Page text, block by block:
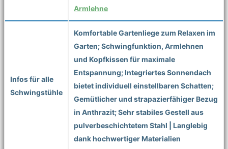
Armlehne
Infos für alle
Schwingstühle
Komfortable Gartenliege zum Relaxen im
Garten; Schwingfunktion, Armlehnen
und Kopfkissen für maximale
Entspannung; Integriertes Sonnendach
bietet individuell einstellbaren Schatten;
Gemütlicher und strapazierfähiger Bezug
in Anthrazit; Sehr stabiles Gestell aus
pulverbeschichtetem Stahl | Langlebig
dank hochwertiger Materialien